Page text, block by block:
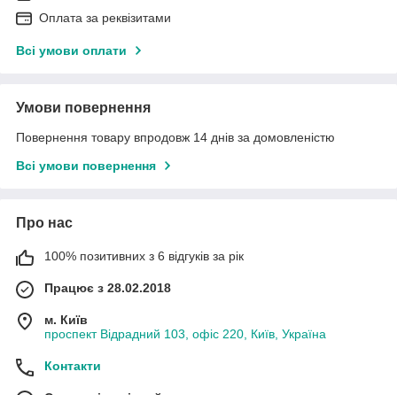
Оплата за реквізитами
Всі умови оплати
Умови повернення
Повернення товару впродовж 14 днів за домовленістю
Всі умови повернення
Про нас
100% позитивних з 6 відгуків за рік
Працює з 28.02.2018
м. Київ
проспект Відрадний 103, офіс 220, Київ, Україна
Контакти